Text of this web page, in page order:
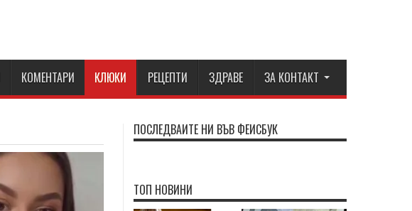
КОМЕНТАРИ КЛЮКИ РЕЦЕПТИ ЗДРАВЕ ЗА КОНТАКТ
ПОСЛЕДВАЙТЕ НИ ВЪВ ФЕЙСБУК
ТОП НОВИНИ